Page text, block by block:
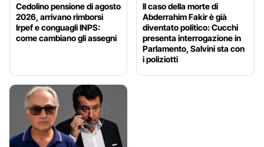
Cedolino pensione di agosto
2026, arrivano rimborsi
Irpef e conguagli INPS:
come cambiano gli assegni
Il caso della morte di
Abderrahim Fakir è già
diventato politico: Cucchi
presenta interrogazione in
Parlamento, Salvini sta con
i poliziotti